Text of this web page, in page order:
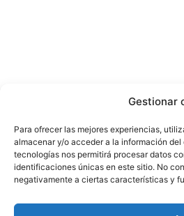
Gestionar
Para ofrecer las mejores experiencias,
almacenar y/o acceder a la información
tecnologías nos permitirá procesar datos
identificaciones únicas en este sitio. No
negativamente a ciertas características y